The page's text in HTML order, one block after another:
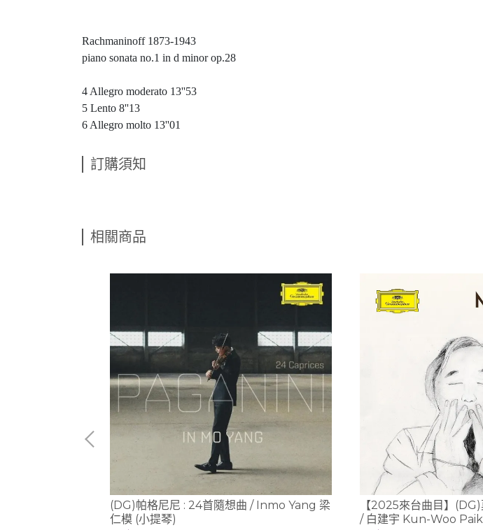
Rachmaninoff 1873-1943
piano sonata no.1 in d minor op.28
4 Allegro moderato 13''53
5 Lento 8''13
6 Allegro molto 13''01
訂購須知
相關商品
(DG)帕格尼尼 : 24首隨想曲 / Inmo Yang 梁
仁模 (小提琴)
【2025來台曲目】
/ 白建宇 Kun-Woo Paik